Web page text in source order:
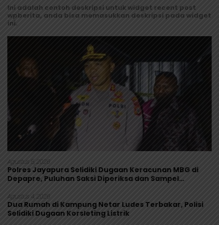
Ini adalah contoh deskripsi untuk widget recent post
wpberita, anda bisa memasukkan deskripsi pada widget
ini.
Agustus 5, 2026
Polres Jayapura Selidiki Dugaan Keracunan MBG di
Depapre, Puluhan Saksi Diperiksa dan Sampel
Agustus 4, 2026
Dua Rumah di Kampung Netar Ludes Terbakar, Polisi
Selidiki Dugaan Korsleting Listrik